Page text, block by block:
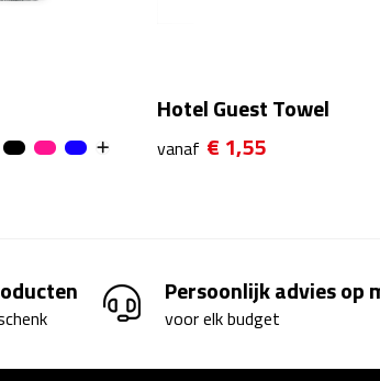
Hotel Guest Towel
vanaf € 1,55
Persoonlijk advies op
voor elk budget